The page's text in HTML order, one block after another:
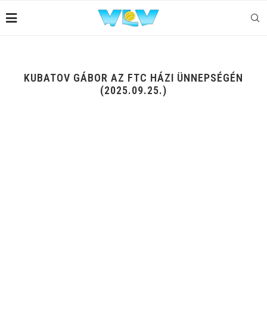
KUBATOV GÁBOR AZ FTC HÁZI ÜNNEPSÉGÉN
(2025.09.25.)